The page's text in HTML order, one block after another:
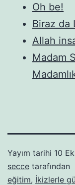
Oh be!
Biraz da
Allah
Madam
Yayım tarihi 10
secce tarafından
eğitim, İkizlerle